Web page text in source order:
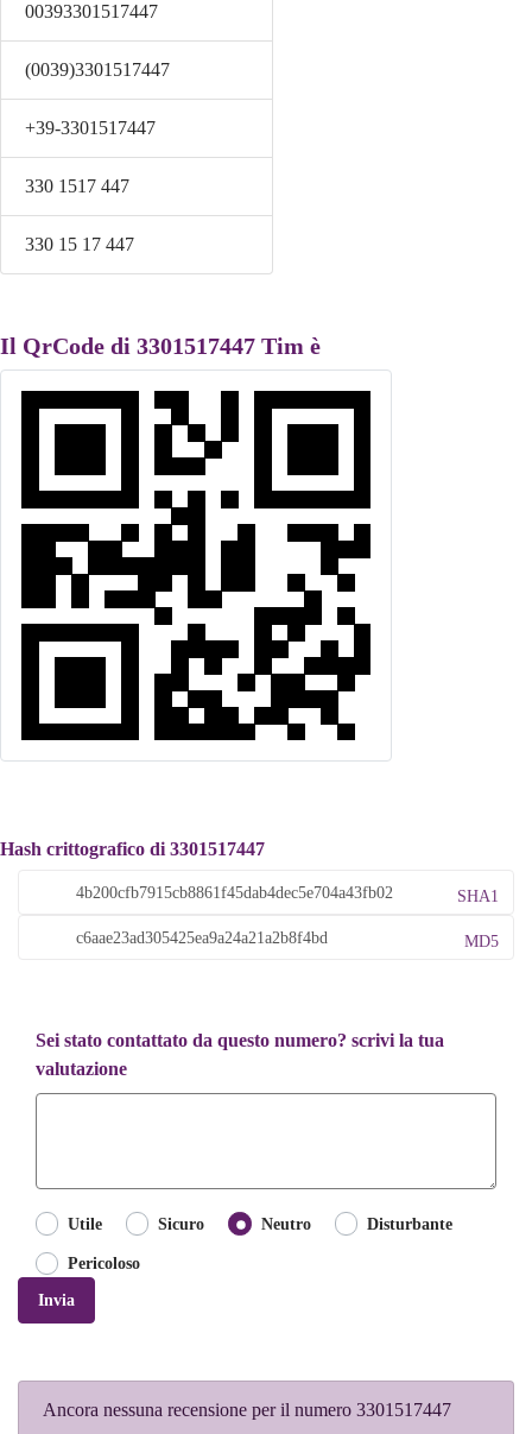
00393301517447
(0039)3301517447
+39-3301517447
330 1517 447
330 15 17 447
Il QrCode di 3301517447 Tim è
Hash crittografico di 3301517447
SHA1
MD5
Sei stato contattato da questo numero? scrivi la tua
valutazione
Utile Sicuro Neutro Disturbante
Pericoloso
Invia
Ancora nessuna recensione per il numero 3301517447